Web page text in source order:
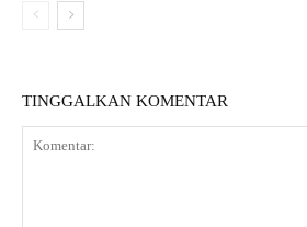
TINGGALKAN KOMENTAR